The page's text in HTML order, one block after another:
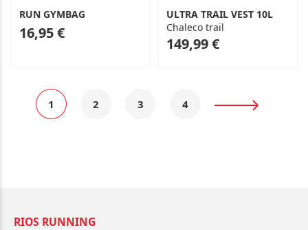
RUN GYMBAG
As
low
16,95 €
ULTRA TRAIL VEST 10L
Chaleco trail
As
low
149,99 €
Página
Actualmente
1 Página
2 Página
3 Página
4 Página
Siguiente
RIOS RUNNING